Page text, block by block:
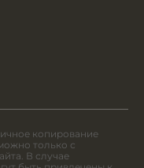
копирование
только с
В случае